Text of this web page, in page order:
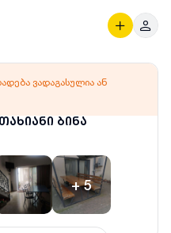
ბინა
+5
ვადაგასულია ან